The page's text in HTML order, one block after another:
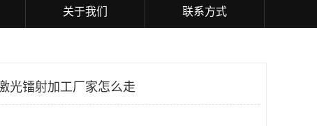
关于我们 联系方式
光镭射加工厂家怎么走